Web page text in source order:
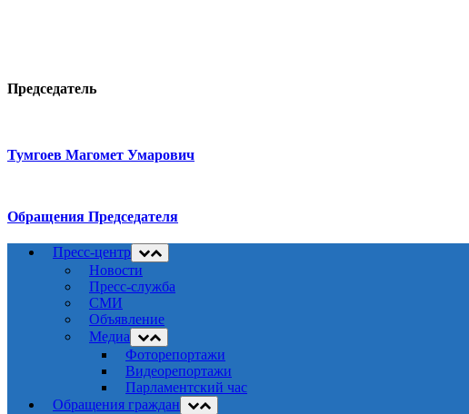
Председатель
Тумгоев Магомет Умарович
Обращения Председателя
Пресс-центр
Новости
Пресс-служба
СМИ
Объявление
Медиа
Фоторепортажи
Видеорепортажи
Парламентский час
Обращения граждан